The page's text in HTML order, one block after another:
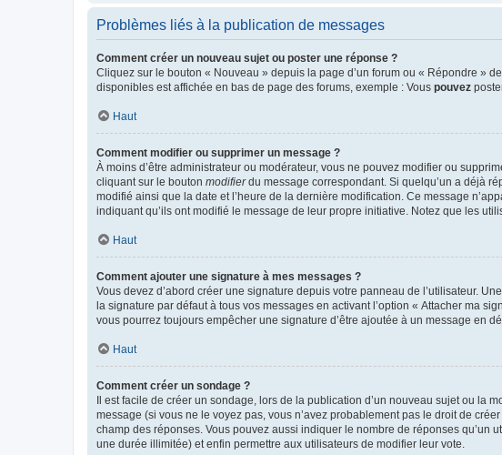
Problèmes liés à la publication de messages
Comment créer un nouveau sujet ou poster une réponse ?
Cliquez sur le bouton « Nouveau » depuis la page d’un forum ou « Répondre »
disponibles est affichée en bas de page des forums, exemple : Vous pouvez
Haut
Comment modifier ou supprimer un message ?
À moins d’être administrateur ou modérateur, vous ne pouvez modifier ou
cliquant sur le bouton modifierdu message correspondant. Si quelqu’un a déjà
modifié ainsi que la date et l’heure de la dernière modification. Ce message
indiquant qu’ils ont modifié le message de leur propre initiative. Notez que les
Haut
Comment ajouter une signature à mes messages ?
Vous devez d’abord créer une signature depuis votre panneau de l’utilisateur.
la signature par défaut à tous vos messages en activant l’option « Attacher ma
vous pourrez toujours empêcher une signature d’être ajoutée à un message en
Haut
Comment créer un sondage ?
Il est facile de créer un sondage, lors de la publication d’un nouveau sujet ou la
message (si vous ne le voyez pas, vous n’avez probablement pas le droit de
champ des réponses. Vous pouvez aussi indiquer le nombre de réponses qu’un
une durée illimitée) et enfin permettre aux utilisateurs de modifier leur vote.